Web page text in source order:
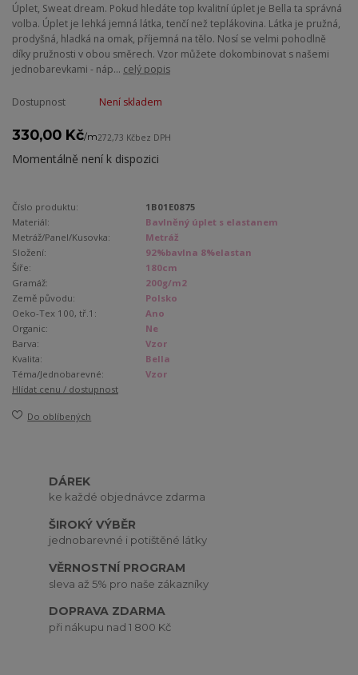
Úplet, Sweat dream. Pokud hledáte top kvalitní úplet je Bella ta správná
volba. Úplet je lehká jemná látka, tenčí než teplákovina. Látka je pružná,
prodyšná, hladká na omak, příjemná na tělo. Nosí se velmi pohodlně
díky pružnosti v obou směrech. Vzor můžete dokombinovat s našemi
jednobarevkami - náp... celý popis
Dostupnost Není skladem
330,00 Kč/m272,73 Kčbez DPH
Momentálně není k dispozici
Číslo produktu:
1B01E0875
Materiál:
Bavlněný úplet s elastanem
Metráž/Panel/Kusovka:
Metráž
Složení:
92%bavlna 8%elastan
Šíře:
180cm
Gramáž:
200g/m2
Země původu:
Polsko
Oeko-Tex 100, tř.1:
Ano
Organic:
Ne
Barva:
Vzor
Kvalita:
Bella
Téma/Jednobarevné:
Vzor
Hlídat cenu / dostupnost
Do oblíbených
DÁREK
ke každé objednávce zdarma
ŠIROKÝ VÝBĚR
jednobarevné i potištěné látky
VĚRNOSTNÍ PROGRAM
sleva až 5% pro naše zákazníky
DOPRAVA ZDARMA
při nákupu nad 1 800 Kč